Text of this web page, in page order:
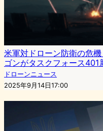
米軍対ドローン防衛の危
ゴンがタスクフォース401
ドローンニュース
2025年9月14日17:00